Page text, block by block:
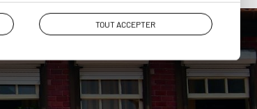
TOUT ACCEPTER